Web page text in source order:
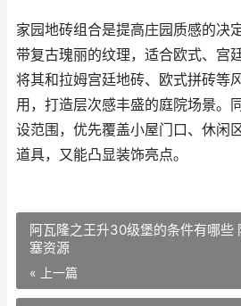
家园地砖组合是提高庄园质感的决
带复古瑰丽的纹理，适合欧式、宫
将其和拉姆宫廷地砖、欧式拼砖等
用，打造层次感丰盛的庭院场景。
设范围，优先覆盖小屋门口、休闲
道具，又能凸显装饰亮点。
阿瓦隆之王升30级堡的条件有哪些
塞资源
« 上一篇